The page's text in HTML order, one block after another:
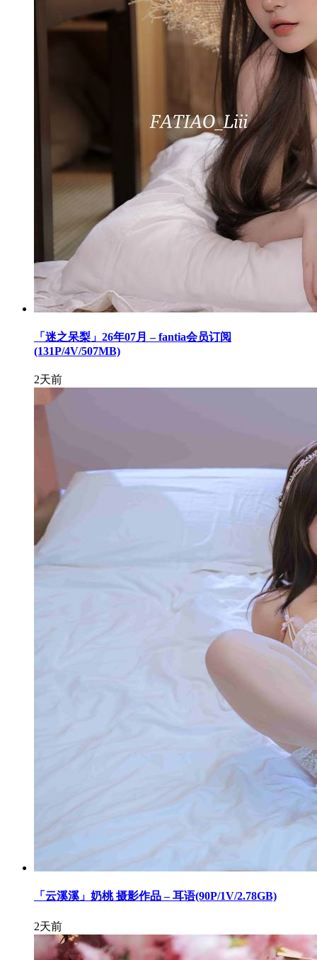
「迷之呆梨」26年07月 – fantia会员订阅
(131P/4V/507MB)
2天前
「云溪溪」奶桃 摄影作品 – 耳语(90P/1V/2.78GB)
2天前